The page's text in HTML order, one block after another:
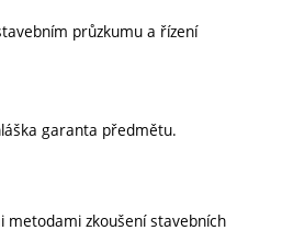
průzkumu a řízení
garanta předmětu.
zkoušení stavebních